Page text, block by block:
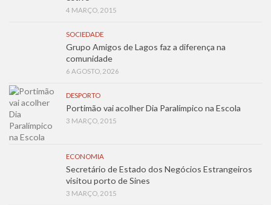
4 MARÇO, 2015
SOCIEDADE
Grupo Amigos de Lagos faz a diferença na
comunidade
6 AGOSTO, 2026
DESPORTO
Portimão vai acolher Dia Paralímpico na Escola
3 MARÇO, 2015
ECONOMIA
Secretário de Estado dos Negócios Estrangeiros
visitou porto de Sines
3 MARÇO, 2015